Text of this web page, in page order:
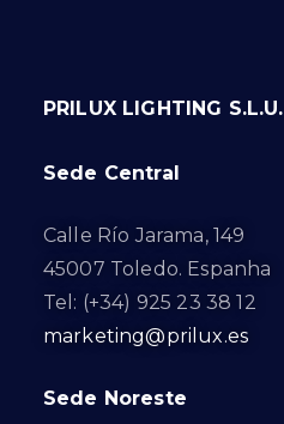
PRILUX LIGHTING S.L.U.
Sede Central
Calle Río Jarama, 149
45007 Toledo. Espanha
Tel: (+34) 925 23 38 12
marketing@prilux.es
Sede Noreste